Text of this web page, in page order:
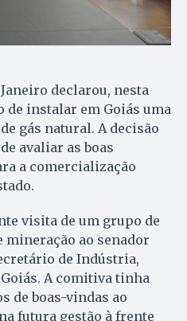
declarou, nesta
de instalar em Goiás uma
gás natural. A decisão
avaliar as boas
a comercialização
visita de um grupo de
mineração ao senador
de Indústria,
A comitiva tinha
de boas-vindas ao
futura gestão à frente